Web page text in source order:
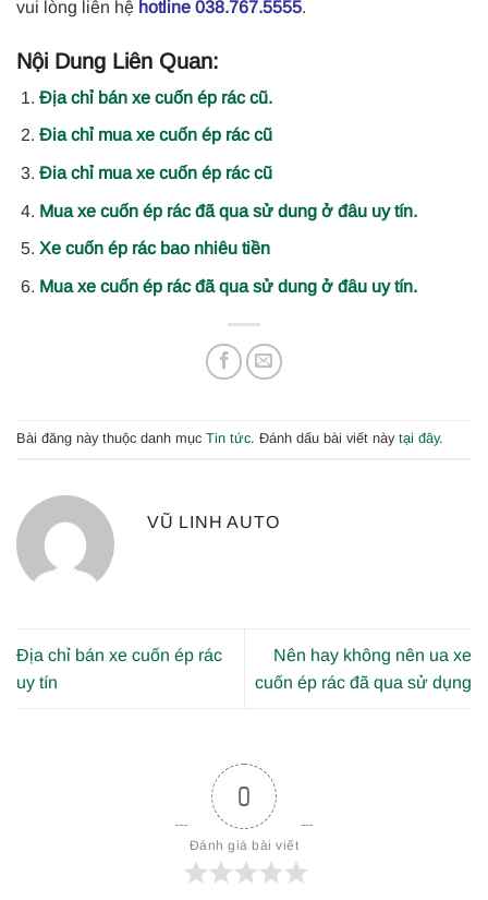
vui lòng liên hệ hotline 038.767.5555.
Nội Dung Liên Quan:
Địa chỉ bán xe cuốn ép rác cũ.
Đia chỉ mua xe cuốn ép rác cũ
Đia chỉ mua xe cuốn ép rác cũ
Mua xe cuốn ép rác đã qua sử dung ở đâu uy tín.
Xe cuốn ép rác bao nhiêu tiền
Mua xe cuốn ép rác đã qua sử dung ở đâu uy tín.
Bài đăng này thuộc danh mục Tin tức. Đánh dấu bài viết này tại đây.
VŨ LINH AUTO
Địa chỉ bán xe cuốn ép rác
uy tín
Nên hay không nên ua xe
cuốn ép rác đã qua sử dụng
0
Đánh giá bài viết